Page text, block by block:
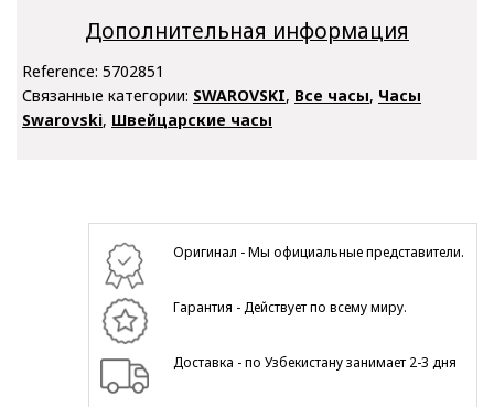
Дополнительная информация
Reference: 5702851
Связанные категории: SWAROVSKI, Все часы, Часы
Swarovski, Швейцарские часы
Оригинал - Мы официальные представители.
Гарантия - Действует по всему миру.
Доставка - по Узбекистану занимает 2-3 дня